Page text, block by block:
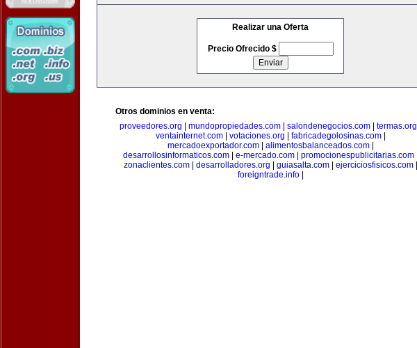
Realizar una Oferta
Precio Ofrecido $
Otros dominios en venta:
proveedores.org
mundopropiedades.com salondenegocios.com termas.org
ventainternet.com| votaciones.org fabricadegolosinas.com|
mercadoexportador.com| alimentosbalanceados.com|
desarrollosinformaticos.com| e-mercado.com| promocionespublicitarias.com|
zonaclientes.com| desarrolladores.org guiasalta.com| ejerciciosfisicos.com|
foreigntrade.info|